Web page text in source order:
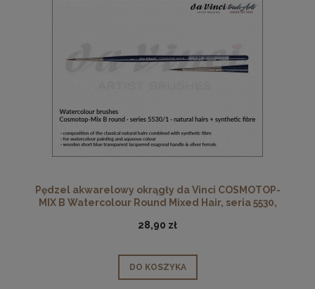
Pędzel akwarelowy okrągły da Vinci COSMOTOP-
MIX B Watercolour Round Mixed Hair, seria 5530,
28,90 zł
DO KOSZYKA